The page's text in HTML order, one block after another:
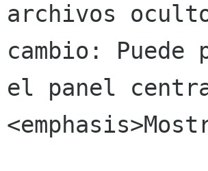
archivos
cambio:
el panel